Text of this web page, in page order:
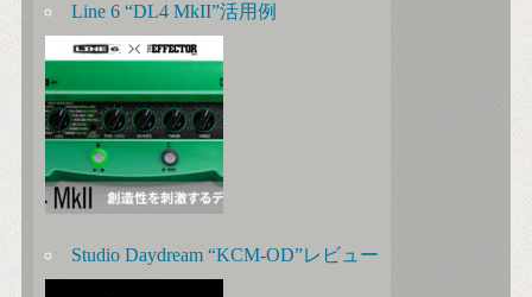
Line 6 “DL4 MkII”活用例
Studio Daydream “KCM-OD”レビュー